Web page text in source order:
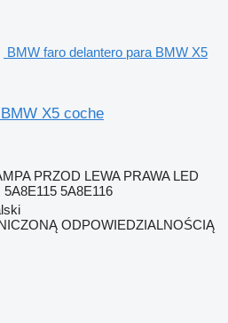
BMW faro delantero para BMW X5
X5 coche
PRZOD LEWA PRAWA LED
5A8E116
ODPOWIEDZIALNOŚCIĄ